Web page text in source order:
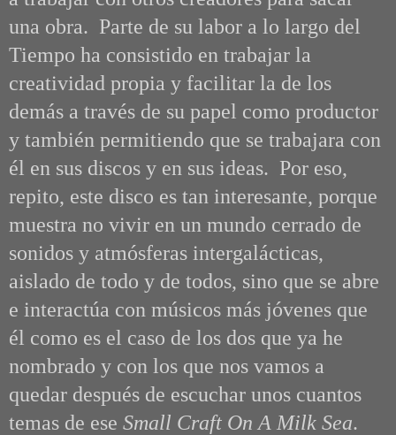
una obra. Parte de su labor a lo largo del
Tiempo ha consistido en trabajar la
creatividad propia y facilitar la de los
demás a través de su papel como productor
y también permitiendo que se trabajara con
él en sus discos y en sus ideas. Por eso,
repito, este disco es tan interesante, porque
muestra no vivir en un mundo cerrado de
sonidos y atmósferas intergalácticas,
aislado de todo y de todos, sino que se abre
e interactúa con músicos más jóvenes que
él como es el caso de los dos que ya he
nombrado y con los que nos vamos a
quedar después de escuchar unos cuantos
temas de ese Small Craft On A Milk Sea.